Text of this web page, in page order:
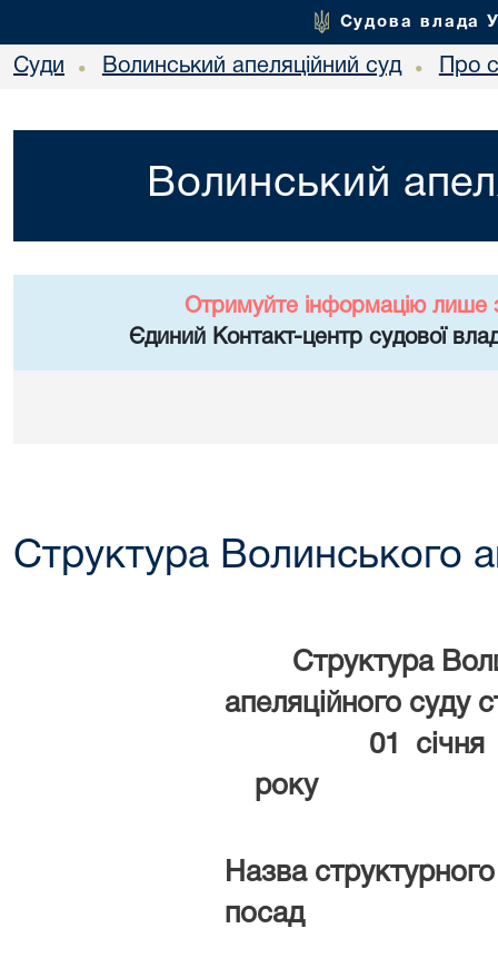
Судова влада
Суди • Волинський апеляційний суд • Про
Волинський
Отримуйте інформацію лише
Єдиний Контакт-центр судової
Структура Волинського
Структура
апеляційного
01 січня
року
Назва структурного
посад